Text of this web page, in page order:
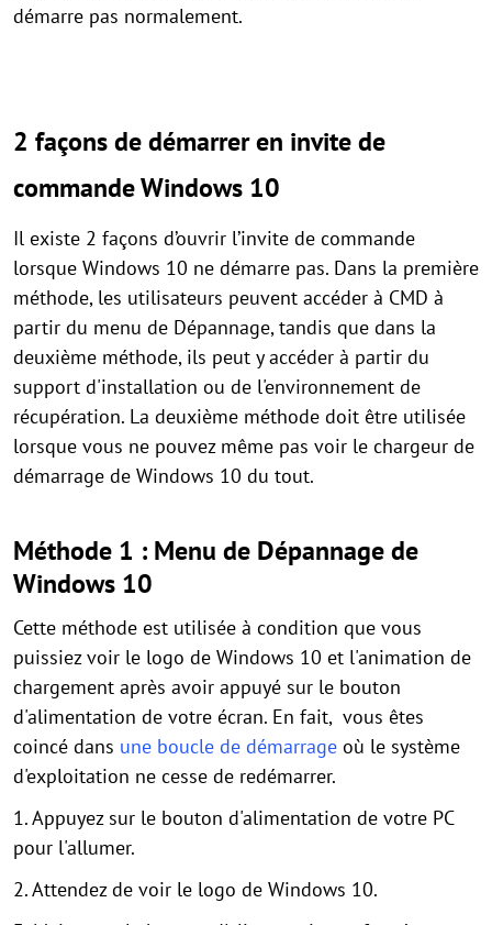
démarre pas normalement.
2 façons de démarrer en invite de
commande Windows 10
Il existe 2 façons d’ouvrir l’invite de commande
lorsque Windows 10 ne démarre pas. Dans la première
méthode, les utilisateurs peuvent accéder à CMD à
partir du menu de Dépannage, tandis que dans la
deuxième méthode, ils peut y accéder à partir du
support d'installation ou de l'environnement de
récupération. La deuxième méthode doit être utilisée
lorsque vous ne pouvez même pas voir le chargeur de
démarrage de Windows 10 du tout.
Méthode 1 : Menu de Dépannage de
Windows 10
Cette méthode est utilisée à condition que vous
puissiez voir le logo de Windows 10 et l'animation de
chargement après avoir appuyé sur le bouton
d'alimentation de votre écran. En fait, vous êtes
coincé dans une boucle de démarrage où le système
d'exploitation ne cesse de redémarrer.
1. Appuyez sur le bouton d'alimentation de votre PC
pour l'allumer.
2. Attendez de voir le logo de Windows 10.